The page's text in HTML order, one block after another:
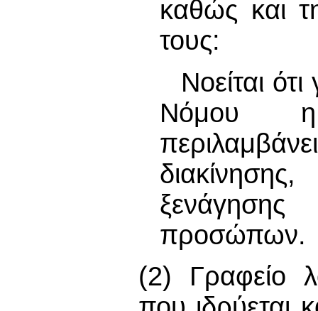
καθώς και
τους:
Νοείται
Νόμου η
προσώπων.
(2) Γραφείο